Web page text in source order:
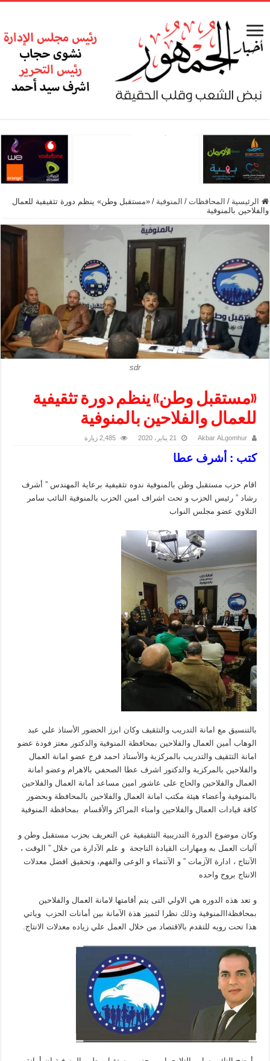
الرئيسية / المحافظات / المنوفية / «مستقبل وطن» ينظم دورة تثقيفية للعمال
والفلاحين بالمنوفية
sdr
«مستقبل وطن» ينظم دورة تثقيفية
للعمال والفلاحين بالمنوفية
Akbar ALgomhur 21 يناير، 2020 2,485 زيارة
كتب : أشرف عطا
اقام حزب مستقبل وطن بالمنوفية ندوه تثقيفية برعاية المهندس ” أشرف
رشاد ” رئيس الحزب و تحت اشراف امين الحزب بالمنوفية النائب سامر
التلاوي عضو مجلس النواب
بالتنسيق مع امانة التدريب والتثقيف وكان ابرز الحضور الأستاذ علي عبد
الوهاب أمين العمال والفلاحين بمحافظة المنوفية والدكتور معتز فودة عضو
امانة التثقيف والتدريب بالمركزية والأستاذ احمد فرج عضو امانة العمال
والفلاحين بالمركزية والدكتور اشرف عطا الصحفي بالاهرام وعضو امانة
العمال والفلاحين والحاج على عاشور امين مساعد أمانة العمال والفلاحين
بالمنوفية وأعضاء هيئة مكتب امانة العمال والفلاحين بالمحافظة وبحضور
كافة قيادات العمال والفلاحين وامناء المراكز والأقسام بمحافظة المنوفية
وكان موضوع الدورة التدريبية التثقيفية عن التعريف بحزب مستقبل وطن و
آليات العمل به ومهارات القيادة الناجحة و علم الآدارة من خلال ” الوقت ،
الآنتاج ، ادارة الآزمات ” و الآنتماء و الوعى والفهم، وتحقيق افضل معدلات
الانتاج بروح واحده
و تعد هذه الدوره هي الاولي التى يتم أقامتها لامانة العمال والفلاحين
بمحافظةاالمنوفية وذلك نظرا لتميز هذة الآمانة بين أمانات الحزب وياتي
هذا تحت رويه للتقدم بالاقتصاد من خلال العمل علي زياده معدلات الانتاج.